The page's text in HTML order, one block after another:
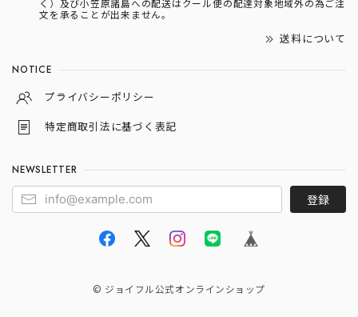
く）及び小笠原諸島への配送はクール便の配達対象地域外の為ご注
文を承ることが出来ません。
送料について
NOTICE
プライバシーポリシー
特定商取引法に基づく表記
NEWSLETTER
登録
© ジョイフル公式オンラインショップ